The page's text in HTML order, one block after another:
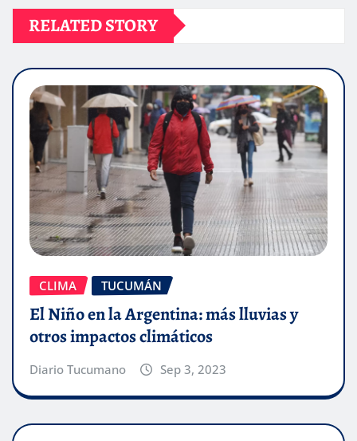
RELATED STORY
CLIMA TUCUMÁN
El Niño en la Argentina: más lluvias y
otros impactos climáticos
Diario Tucumano Sep 3, 2023